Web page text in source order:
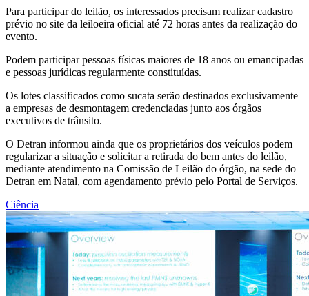
Para participar do leilão, os interessados precisam realizar cadastro
prévio no site da leiloeira oficial até 72 horas antes da realização do
evento.
Podem participar pessoas físicas maiores de 18 anos ou emancipadas
e pessoas jurídicas regularmente constituídas.
Os lotes classificados como sucata serão destinados exclusivamente
a empresas de desmontagem credenciadas junto aos órgãos
executivos de trânsito.
O Detran informou ainda que os proprietários dos veículos podem
regularizar a situação e solicitar a retirada do bem antes do leilão,
mediante atendimento na Comissão de Leilão do órgão, na sede do
Detran em Natal, com agendamento prévio pelo Portal de Serviços.
Ciência